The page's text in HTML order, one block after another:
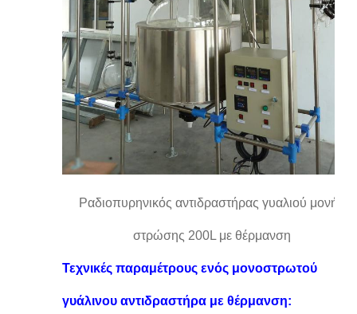
Ραδιοπυρηνικός αντιδραστήρας γυαλιού μονής
στρώσης 200L με θέρμανση
Τεχνικές παραμέτρους ενός μονοστρωτού
γυάλινου αντιδραστήρα με θέρμανση: